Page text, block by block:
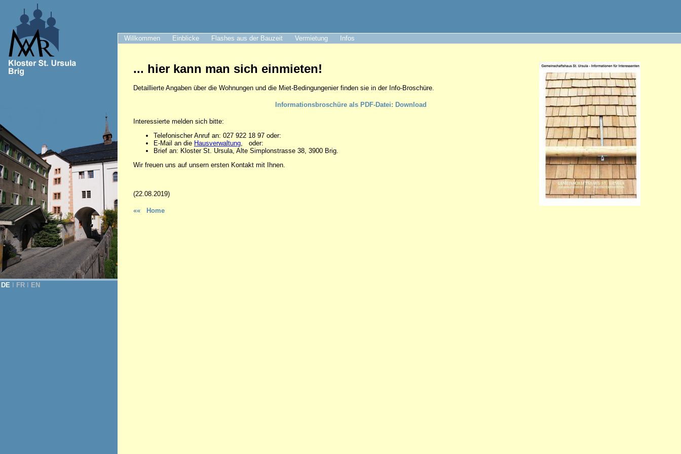
Willkommen Einblicke Flashes aus der Bauzeit Vermietung Infos
DE FR EN
... hier kann man sich einmieten!
Detaillierte Angaben über die Wohnungen und die Miet-Bedingungenier finden sie in der Info-Broschüre.
Informationsbroschüre als PDF-Datei: Download
Interessierte melden sich bitte:
Telefonischer Anruf an: 027 922 18 97 oder:
E-Mail an die Hausverwaltung , oder:
Brief an: Kloster St. Ursula, Alte Simplonstrasse 38, 3900 Brig.
Wir freuen uns auf unsern ersten Kontakt mit Ihnen.
(22.08.2019)
«« Home